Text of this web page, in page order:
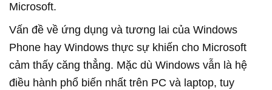
Microsoft.
Vấn đề về ứng dụng và tương lai của Windows
Phone hay Windows thực sự khiến cho Microsoft
cảm thấy căng thẳng. Mặc dù Windows vẫn là hệ
điều hành phổ biến nhất trên PC và laptop, tuy